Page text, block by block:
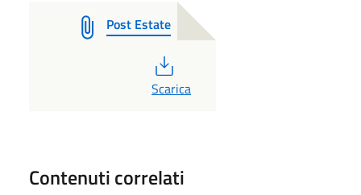
Post Estate
PDF
Scarica
Contenuti correlati